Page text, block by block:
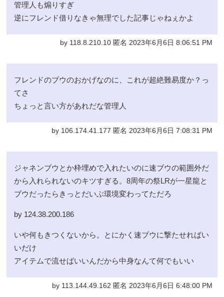
管理人も煽りすぎ
逆にフレンド借りなきゃ無理でした記事じゃねぇかよ
by 118.8.210.10 匿名 2023年6月6日 8:06:51 PM
フレンドのブウのおかげなのに、これが超絶難易度か？っ
てさ
ちょっと言い方があれだな管理人
by 106.174.41.177 匿名 2023年6月6日 7:08:31 PM
ジャネンブウとか枠埋めで入れたいのに速ブウの範囲外だ
から入れられないのキツすぎる。8周年の祭LRが一星龍と
ブウだったらきっとだいぶ環境変わってただろ
by 124.38.200.186
いや何もきつくないから。とにかく速ブウに撃たせればい
いだけ
アイテムで流せばいいんだから中身なんて何でもいい
by 113.144.49.162 匿名 2023年6月6日 6:48:00 PM